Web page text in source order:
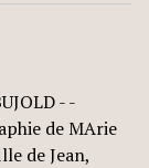
- -
de MArie
de Jean,